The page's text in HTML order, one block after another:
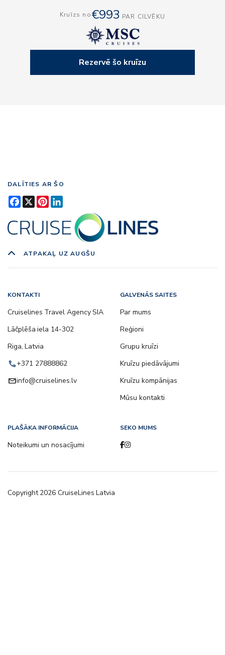
Kruīzs no€993 PAR CILVĒKU
Rezervē šo kruīzu
DALĪTIES AR ŠO
Facebook
X Pinterest
ATPAKAĻ UZ AUGŠU
KONTAKTI
Cruiselines Travel Agency SIA
Lāčplēša iela 14-302
Riga, Latvia
call+371 27888862
emailinfo@cruiselines.lv
GALVENĀS SAITES
Par mums
Reģioni
Grupu kruīzi
Kruīzu piedāvājumi
Kruīzu kompānijas
Mūsu kontakti
PLAŠĀKA INFORMĀCIJA
Noteikumi un nosacījumi
SEKO MUMS
Copyright2026 CruiseLines Latvia